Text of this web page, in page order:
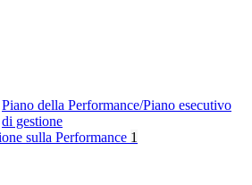
Piano della Performance/Piano esecutivo
di gestione
sulla Performance 1